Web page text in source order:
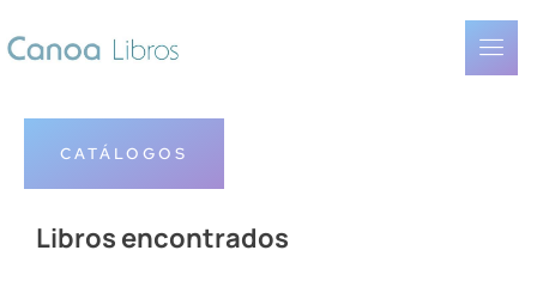
CATÁLOGOS
Libros encontrados